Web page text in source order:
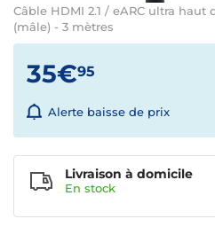
Câble HDMI 2.1 / eARC ultra
(mâle) - 3 mètres
35€95
Alerte baisse de prix
Livraison à domicile
En stock